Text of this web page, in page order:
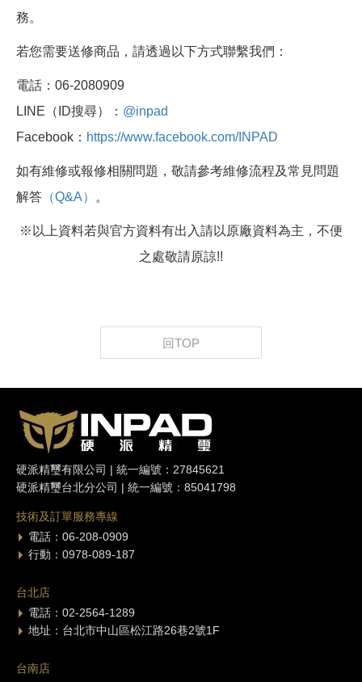
務。
若您需要送修商品，請透過以下方式聯繫我們：
電話：06-2080909
LINE（ID搜尋）： @inpad
Facebook： https://www.facebook.com/INPAD
如有維修或報修相關問題，敬請參考維修流程及常見問題
解答 （Q&A） 。
※以上資料若與官方資料有出入請以原廠資料為主，不便
之處敬請原諒!!
回TOP
硬派精璽有限公司 | 統一編號：27845621
硬派精璽台北分公司 | 統一編號：85041798
技術及訂單服務專線
電話：06-208-0909
行動：0978-089-187
台北店
電話：02-2564-1289
地址：台北市中山區松江路26巷2號1F
台南店